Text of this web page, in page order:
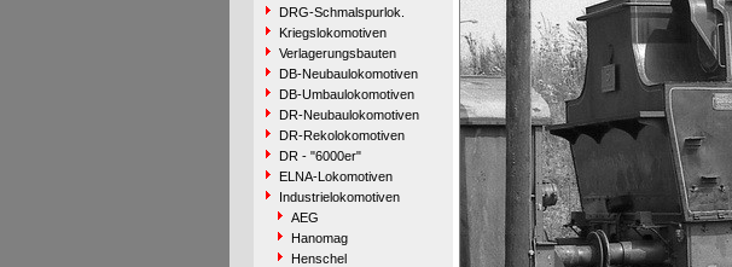
DRG-Schmalspurlok.
Kriegslokomotiven
Verlagerungsbauten
DB-Neubaulokomotiven
DB-Umbaulokomotiven
DR-Neubaulokomotiven
DR-Rekolokomotiven
DR - "6000er"
ELNA-Lokomotiven
Industrielokomotiven
AEG
Hanomag
Henschel